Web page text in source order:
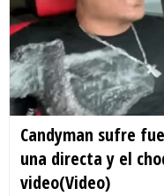
Candyman sufre
una directa y el
video(Video)